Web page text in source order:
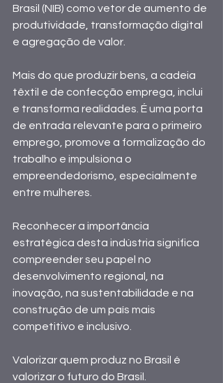
Brasil (NIB) como vetor de aumento de
produtividade, transformação digital
e agregação de valor.
Mais do que produzir bens, a cadeia
têxtil e de confecção emprega, inclui
e transforma realidades. É uma porta
de entrada relevante para o primeiro
emprego, promove a formalização do
trabalho e impulsiona o
empreendedorismo, especialmente
entre mulheres.
Reconhecer a importância
estratégica desta indústria significa
compreender seu papel no
desenvolvimento regional, na
inovação, na sustentabilidade e na
construção de um país mais
competitivo e inclusivo.
Valorizar quem produz no Brasil é
valorizar o futuro do Brasil.